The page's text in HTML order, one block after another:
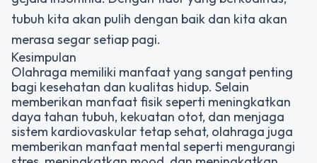
tubuh kita akan pulih dengan baik dan kita akan
merasa segar setiap pagi.
Kesimpulan
Olahraga memiliki manfaat yang sangat penting
bagi kesehatan dan kualitas hidup. Selain
memberikan manfaat fisik seperti meningkatkan
daya tahan tubuh, kekuatan otot, dan menjaga
sistem kardiovaskular tetap sehat, olahraga juga
memberikan manfaat mental seperti mengurangi